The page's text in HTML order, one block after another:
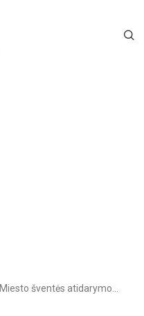
Miesto šventės atidarymo…